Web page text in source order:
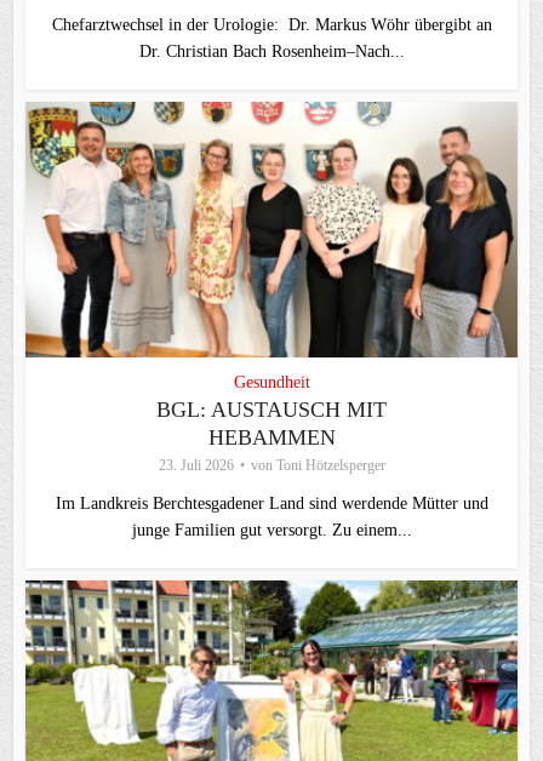
Chefarztwechsel in der Urologie: Dr. Markus Wöhr übergibt an
Dr. Christian Bach Rosenheim–Nach...
Gesundheit
BGL: AUSTAUSCH MIT
HEBAMMEN
23. Juli 2026 von Toni Hötzelsperger
Im Landkreis Berchtesgadener Land sind werdende Mütter und
junge Familien gut versorgt. Zu einem...